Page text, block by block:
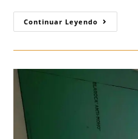
Continuar Leyendo Tablaroca
Antimoho
Color
Define
La
Mejor
Opción
Para
La